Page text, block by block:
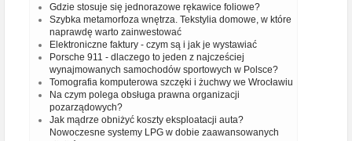
Gdzie stosuje się jednorazowe rękawice foliowe?
Szybka metamorfoza wnętrza. Tekstylia domowe, w które
naprawdę warto zainwestować
Elektroniczne faktury - czym są i jak je wystawiać
Porsche 911 - dlaczego to jeden z najcześciej
wynajmowanych samochodów sportowych w Polsce?
Tomografia komputerowa szczęki i żuchwy we Wrocławiu
Na czym polega obsługa prawna organizacji
pozarządowych?
Jak mądrze obniżyć koszty eksploatacji auta?
Nowoczesne systemy LPG w dobie zaawansowanych